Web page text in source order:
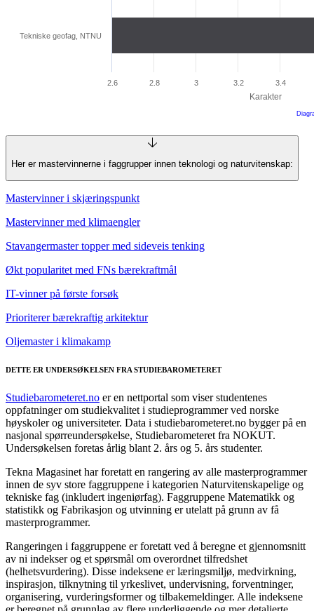
Her er mastervinnerne i faggrupper innen teknologi og naturvitenskap:
Mastervinner i skjæringspunkt
Mastervinner med klimaengler
Stavangermaster topper med sideveis tenking
Økt popularitet med FNs bærekraftmål
IT-vinner på første forsøk
Prioriterer bærekraftig arkitektur
Oljemaster i klimakamp
DETTE ER UNDERSØKELSEN FRA STUDIEBAROMETERET
Studiebarometeret.no er en nettportal som viser studentenes
oppfatninger om studiekvalitet i studieprogrammer ved norske
høyskoler og universiteter. Data i studiebarometeret.no bygger på en
nasjonal spørreundersøkelse, Studiebarometeret fra NOKUT.
Undersøkelsen foretas årlig blant 2. års og 5. års studenter.
Tekna Magasinet har foretatt en rangering av alle masterprogrammer
innen de syv store faggruppene i kategorien Naturvitenskapelige og
tekniske fag (inkludert ingeniørfag). Faggruppene Matematikk og
statistikk og Fabrikasjon og utvinning er utelatt på grunn av få
masterprogrammer.
Rangeringen i faggruppene er foretatt ved å beregne et gjennomsnitt
av ni indekser og et spørsmål om overordnet tilfredshet
(helhetsvurdering). Disse indeksene er læringsmiljø, medvirkning,
inspirasjon, tilknytning til yrkeslivet, undervisning, forventninger,
organisering, vurderingsformer og tilbakemeldinger. Alle indeksene